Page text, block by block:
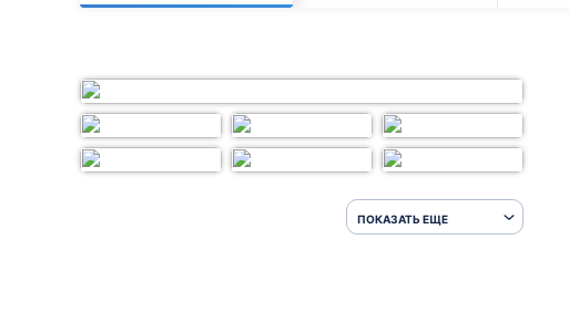
Subaru
ПОКАЗАТЬ ЕЩЕ